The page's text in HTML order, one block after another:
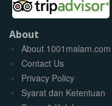
About
About 1001malam.com
Contact Us
Privacy Policy
Syarat dan Ketentuan